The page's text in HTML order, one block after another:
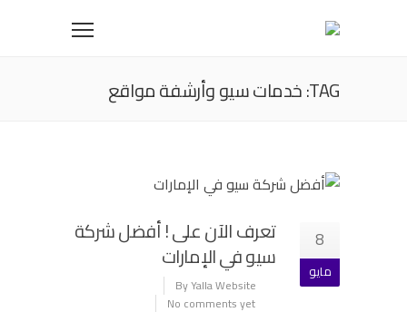
TAG: خدمات سيو وأرشفة مواقع
8
مايو
تعرف الآن على ! أفضل شركة
سيو في الإمارات
By Yalla Website
No comments yet